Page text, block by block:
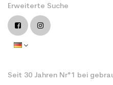
Erweiterte Suche
Seit 30 Jahren Nr°1 bei